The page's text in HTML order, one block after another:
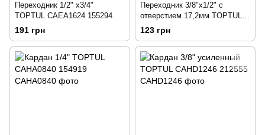
Переходник 1/2" х3/4"
TOPTUL CAEA1624 155294
191 грн
Переходник 3/8"х1/2" с
отверстием 17,2мм TOPTUL
CAGA1216 154576
123 грн